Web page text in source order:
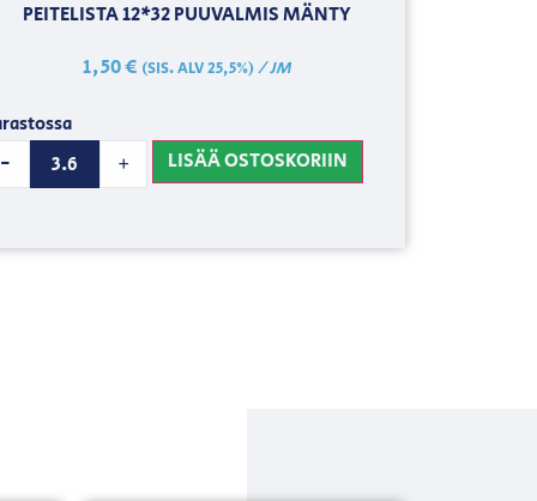
PEITELISTA 12*32 PUUVALMIS MÄNTY
1,50€ (SIS. ALV 25,5%)/ JM
- + LISÄÄ OSTOSKORIIN